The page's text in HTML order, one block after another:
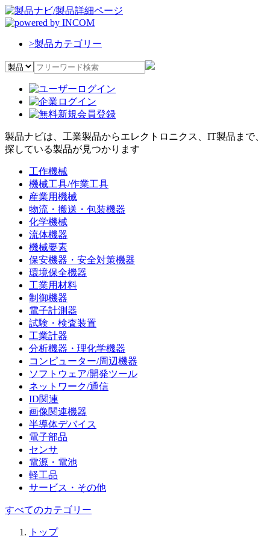
>製品カテゴリー
製品ナビは、工業製品からエレクトロニクス、IT製品まで、
探している製品が見つかります
工作機械
機械工具/作業工具
産業用機械
物流・搬送・包装機器
化学機械
流体機器
機械要素
保安機器・安全対策機器
環境保全機器
工業用材料
制御機器
電子計測器
試験・検査装置
工業計器
分析機器・理化学機器
コンピューター/周辺機器
ソフトウェア/開発ツール
ネットワーク/通信
ID関連
画像関連機器
半導体デバイス
電子部品
センサ
電源・電池
軽工品
サービス・その他
すべてのカテゴリー
トップ